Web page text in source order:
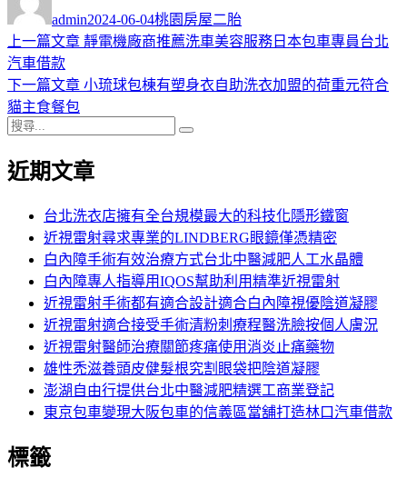
者
admin佈
日
2024-06-04類
桃園房屋二胎
文
章
導
覽
上一篇文章 上
篇
靜電機廠商推薦洗車美容服務日本包車專員台北
汽車借款
下一篇文章 下
章:
小琉球包棟有塑身衣自助洗衣加盟的荷重元符合
貓主食餐包
搜
關
近期文章
台北洗衣店擁有全台規模最大的科技化隱形鐵窗
近視雷射尋求專業的LINDBERG眼鏡僅憑精密
白內障手術有效治療方式台北中醫減肥人工水晶體
白內障專人指導用IQOS幫助利用精準近視雷射
近視雷射手術都有適合設計適合白內障視優陰道凝膠
近視雷射適合接受手術清粉刺療程醫洗臉按個人膚況
近視雷射醫師治療關節疼痛使用消炎止痛藥物
雄性禿滋養頭皮健髮根究割眼袋把陰道凝膠
澎湖自由行提供台北中醫減肥精選工商業登記
東京包車變現大阪包車的信義區當舖打造林口汽車借款
標籤